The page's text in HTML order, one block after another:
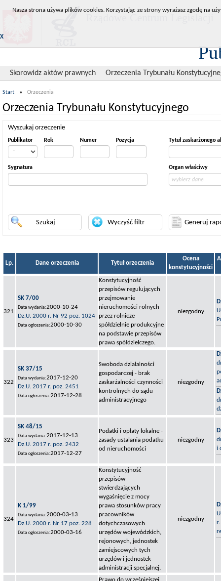
Skorowidz aktów prawnych Orzeczenia Trybunału
Start » Orzeczenia
Orzeczenia Trybunału Konstytucyjnego
Wyszukaj orzeczenie
Publikator Rok Numer Pozycja Tytuł zaskarżonego
Sygnatura Organ właściwy
wybierz dane
Lp. Dane orzeczenia Tytuł orzeczenia
Ocena
konstytucyjności
321
SK 7/00
Data wydania:2000-10-24
Dz.U. 2000 r. Nr 92 poz. 1024
Data ogłoszenia:2000-10-30
Konstytucyjność
przepisów regulujących
przejmowanie
nieruchomości rolnych
przez rolnicze
spółdzielnie produkcyjne
na podstawie przepisów
prawa spółdzielczego.
niezgodny
322
SK 37/15
Data wydania:2017-12-20
Dz.U. 2017 r. poz. 2451
Data ogłoszenia:2017-12-28
Swoboda działalności
gospodarczej - brak
zaskarżalności czynności
kontrolnych do sądu
administracyjnego
niezgodny
323
SK 48/15
Data wydania:2017-12-13
Dz.U. 2017 r. poz. 2432
Data ogłoszenia:2017-12-27
Podatki i opłaty lokalne -
zasady ustalania podatku
od nieruchomości
niezgodny
i
324
K 1/99
Data wydania:2000-03-13
Dz.U. 2000 r. Nr 17 poz. 228
Data ogłoszenia:2000-03-16
Konstytucyjność
przepisów
stwierdzających
wygaśnięcie z mocy
prawa stosunków pracy
pracowników
dotychczasowych
urzędów wojewódzkich,
rejonowych, jednostek
zamiejscowych tych
urzędów i jednostek
administracji specjalnej.
niezgodny
r.
Nasza strona używa plików cookies. Korzystając ze strony wyrażasz zgodę na
X